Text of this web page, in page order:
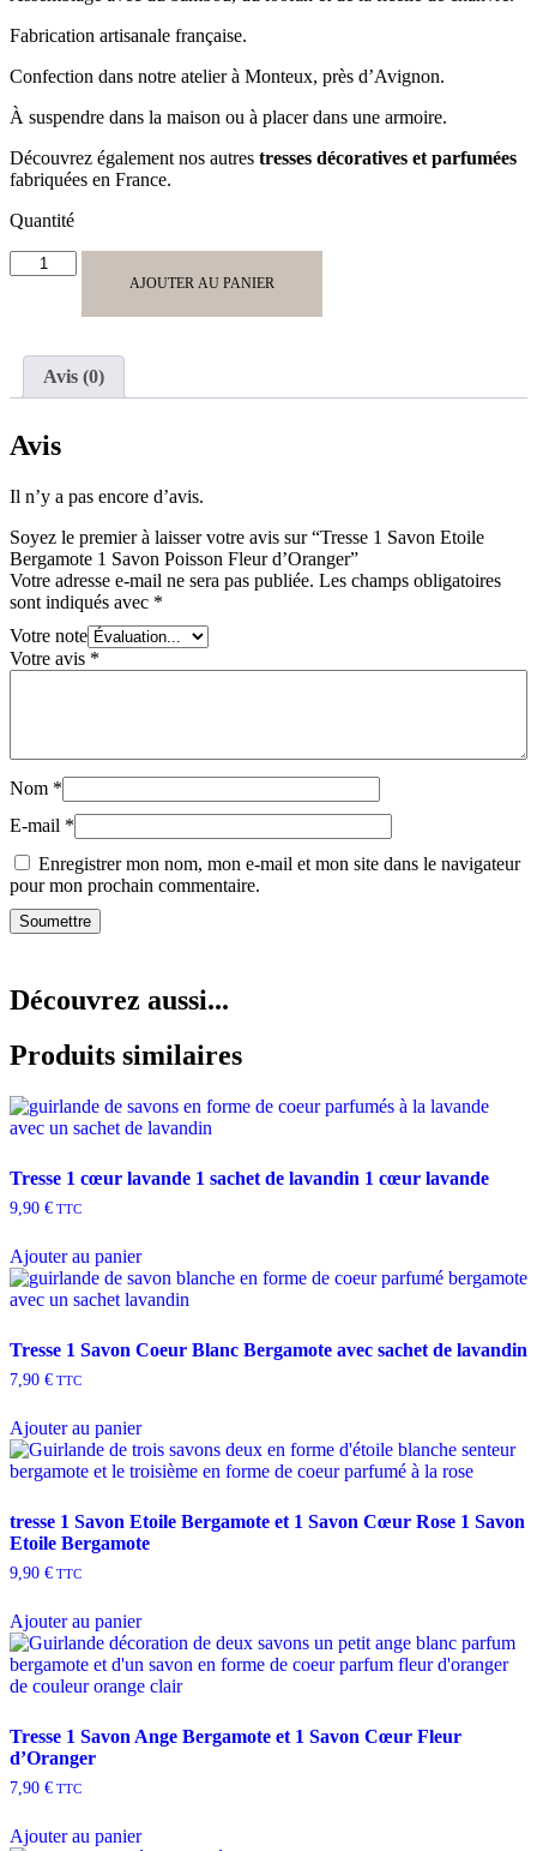
Fabrication artisanale française.
Confection dans notre atelier à Monteux, près d’Avignon.
À suspendre dans la maison ou à placer dans une armoire.
Découvrez également nos autres tresses décoratives et parfumées
fabriquées en France.
Quantité
quantité
de
Etoile
Bergamote
Savon
Poisson
d'Oranger
AJOUTER AU PANIER
Avis (0)
Avis
Il n’y a pas encore d’avis.
Soyez le premier à laisser votre avis sur “Tresse 1 Savon Etoile
Bergamote 1 Savon Poisson Fleur d’Oranger”
Votre adresse e-mail ne sera pas publiée. Les champs obligatoires
sont indiqués avec *
Votre note
Votre avis *
Nom *
E-mail *
Enregistrer mon nom, mon e-mail et mon site dans le navigateur
pour mon prochain commentaire.
Découvrez aussi...
Produits similaires
Tresse 1 cœur lavande 1 sachet de lavandin 1 cœur lavande
9,90 € TTC
Ajouter au panier
Tresse 1 Savon Coeur Blanc Bergamote avec sachet de lavandin
7,90 € TTC
Ajouter au panier
tresse 1 Savon Etoile Bergamote et 1 Savon Cœur Rose 1 Savon
Etoile Bergamote
9,90 € TTC
Ajouter au panier
Tresse 1 Savon Ange Bergamote et 1 Savon Cœur Fleur
d’Oranger
7,90 € TTC
Ajouter au panier